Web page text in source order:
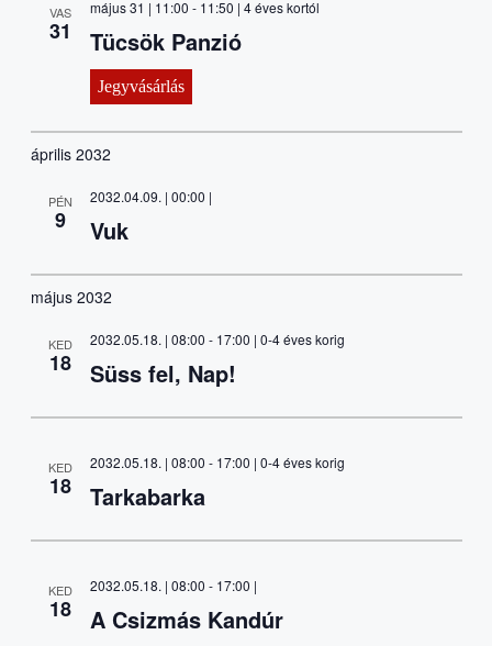
VAS
31
Jegyvásárlás
május 31 | 11:00 - 11:50 | 4 éves kortól
Tücsök Panzió
április 2032
PÉN
9
2032.04.09. | 00:00 |
Vuk
május 2032
KED
18
2032.05.18. | 08:00 - 17:00 | 0-4 éves korig
Süss fel, Nap!
KED
18
2032.05.18. | 08:00 - 17:00 | 0-4 éves korig
Tarkabarka
KED
18
2032.05.18. | 08:00 - 17:00 |
A Csizmás Kandúr